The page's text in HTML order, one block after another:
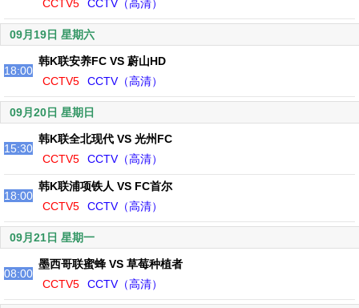
CCTV5
CCTV（高清）
09月19日 星期六
18:00
韩K联安养FC VS 蔚山HD
CCTV5
CCTV（高清）
09月20日 星期日
15:30
韩K联全北现代 VS 光州FC
CCTV5
CCTV（高清）
18:00
韩K联浦项铁人 VS FC首尔
CCTV5
CCTV（高清）
09月21日 星期一
08:00
墨西哥联蜜蜂 VS 草莓种植者
CCTV5
CCTV（高清）